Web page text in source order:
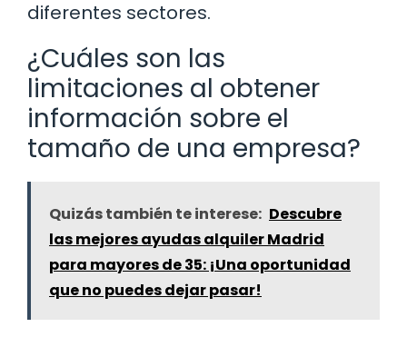
diferentes sectores.
¿Cuáles son las
limitaciones al obtener
información sobre el
tamaño de una empresa?
Quizás también te interese: Descubre
las mejores ayudas alquiler Madrid
para mayores de 35: ¡Una oportunidad
que no puedes dejar pasar!